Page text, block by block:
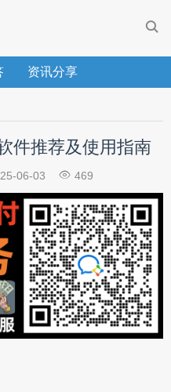

资讯分享
件推荐及使用指南
06-03  469